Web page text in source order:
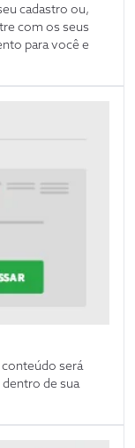
cadastro ou,
com os seus
para você e
será
dentro de sua